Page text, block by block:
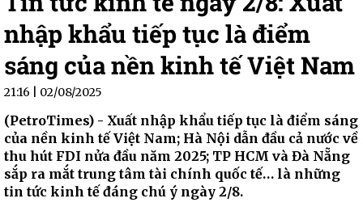
nhập khẩu tiếp tục là điểm
sáng của nền kinh tế Việt Nam
21:16 | 02/08/2025
(PetroTimes) - Xuất nhập khẩu tiếp tục là điểm sáng
của nền kinh tế Việt Nam; Hà Nội dẫn đầu cả nước về
thu hút FDI nửa đầu năm 2025; TP HCM và Đà Nẵng
sắp ra mắt trung tâm tài chính quốc tế… là những
tin tức kinh tế đáng chú ý ngày 2/8.